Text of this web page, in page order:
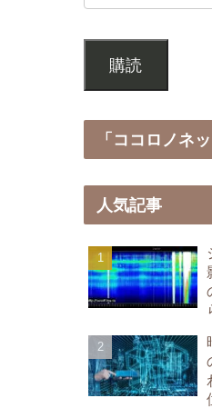
購読
「ココロノネ
人気記事